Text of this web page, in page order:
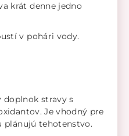
krát denne jedno
v pohári vody.
doplnok stravy s
Je vhodný pre
plánujú tehotenstvo.